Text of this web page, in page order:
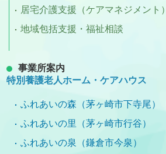
居宅介護支援（ケアマネジメント）
地域包括支援・福祉相談
事業所案内
特別養護老人ホーム・ケアハウス
ふれあいの森（茅ヶ崎市下寺尾）
ふれあいの里（茅ヶ崎市行谷）
ふれあいの泉（鎌倉市今泉）